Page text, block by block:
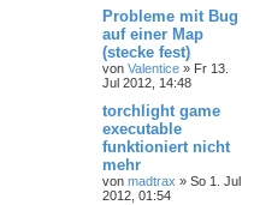
Probleme mit Bug
auf einer Map
(stecke fest)
von Valentice » Fr 13.
Jul 2012, 14:48
torchlight game
executable
funktioniert nicht
mehr
von madtrax » So 1. Jul
2012, 01:54